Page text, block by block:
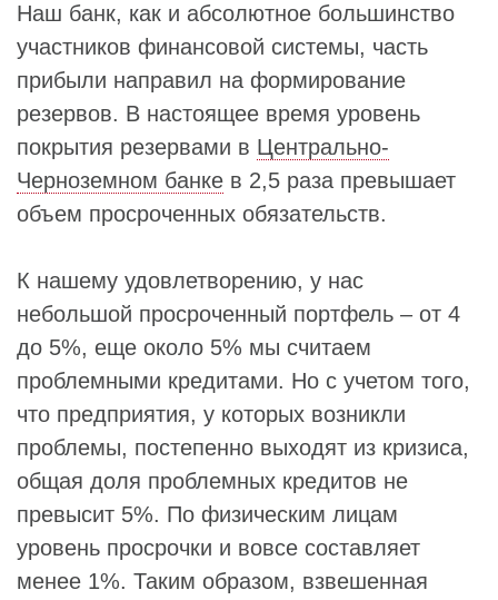
Наш банк, как и абсолютное большинство
участников финансовой системы, часть
прибыли направил на формирование
резервов. В настоящее время уровень
покрытия резервами в Центрально-
Черноземном банке в 2,5 раза превышает
объем просроченных обязательств.
К нашему удовлетворению, у нас
небольшой просроченный портфель – от 4
до 5%, еще около 5% мы считаем
проблемными кредитами. Но с учетом того,
что предприятия, у которых возникли
проблемы, постепенно выходят из кризиса,
общая доля проблемных кредитов не
превысит 5%. По физическим лицам
уровень просрочки и вовсе составляет
менее 1%. Таким образом, взвешенная